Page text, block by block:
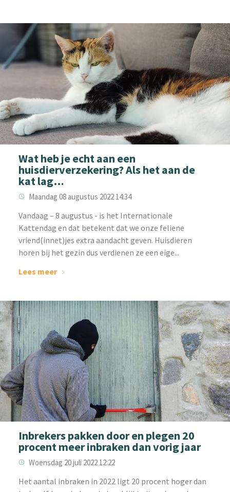
Wat heb je echt aan een
huisdierverzekering? Als het aan de
kat lag…
Maandag 08 augustus 2022 14:34
‌Vandaag – 8 augustus - is het Internationale
Kattendag en dat betekent dat we onze feliene
vriend(innet)jes extra aandacht geven. Huisdieren
horen bij het gezin dus verdienen ze een eige...
Lees meer
Inbrekers pakken door en plegen 20
procent meer inbraken dan vorig jaar
Woensdag 20 juli 2022 12:22
‌Het aantal inbraken in 2022 ligt 20 procent hoger dan